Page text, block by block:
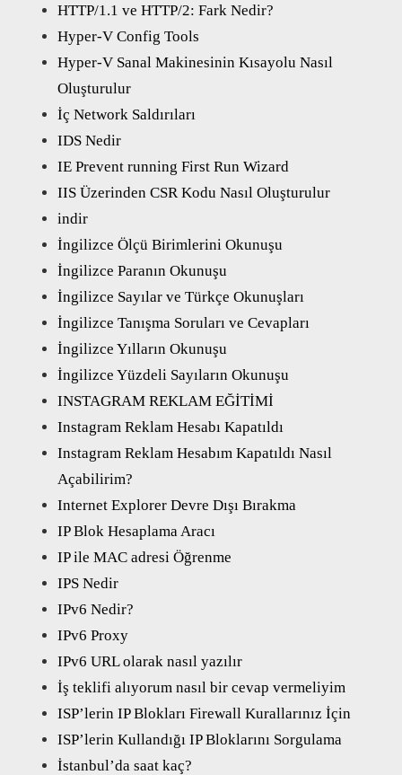
HTTP/1.1 ve HTTP/2: Fark Nedir?
Hyper-V Config Tools
Hyper-V Sanal Makinesinin Kısayolu Nasıl
Oluşturulur
İç Network Saldırıları
IDS Nedir
IE Prevent running First Run Wizard
IIS Üzerinden CSR Kodu Nasıl Oluşturulur
indir
İngilizce Ölçü Birimlerini Okunuşu
İngilizce Paranın Okunuşu
İngilizce Sayılar ve Türkçe Okunuşları
İngilizce Tanışma Soruları ve Cevapları
İngilizce Yılların Okunuşu
İngilizce Yüzdeli Sayıların Okunuşu
INSTAGRAM REKLAM EĞİTİMİ
Instagram Reklam Hesabı Kapatıldı
Instagram Reklam Hesabım Kapatıldı Nasıl
Açabilirim?
Internet Explorer Devre Dışı Bırakma
IP Blok Hesaplama Aracı
IP ile MAC adresi Öğrenme
IPS Nedir
IPv6 Nedir?
IPv6 Proxy
IPv6 URL olarak nasıl yazılır
İş teklifi alıyorum nasıl bir cevap vermeliyim
ISP’lerin IP Blokları Firewall Kurallarınız İçin
ISP’lerin Kullandığı IP Bloklarını Sorgulama
İstanbul’da saat kaç?